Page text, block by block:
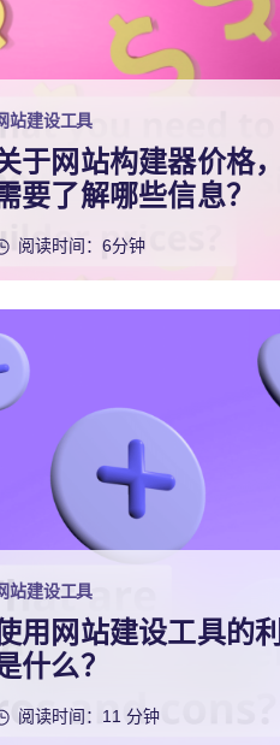
站建设工具
于网站构建器价格
要了解哪些信息？
阅读时间：6分钟
站建设工具
用网站建设工具的
什么？
阅读时间：11 分钟